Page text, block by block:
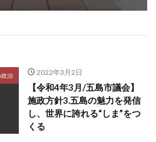
政治 2022年3月2日
【令和4年3月/五島市議会】
施政方針3.五島の魅力を発信
し、世界に誇れる“しま”をつ
くる